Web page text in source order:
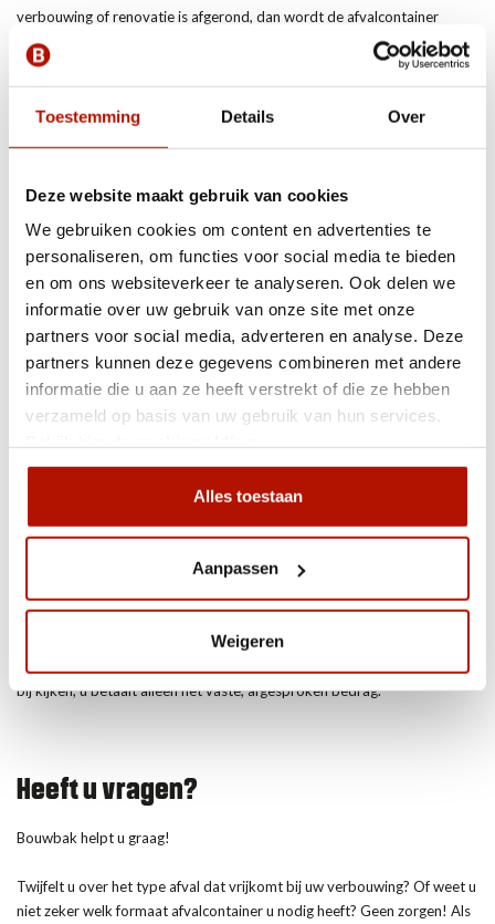
Toestemming Details Over
Deze website maakt gebruik van cookies
We gebruiken cookies om content en advertenties te
personaliseren, om functies voor social media te bieden
en om ons websiteverkeer te analyseren. Ook delen we
informatie over uw gebruik van onze site met onze
partners voor social media, adverteren en analyse. Deze
partners kunnen deze gegevens combineren met andere
informatie die u aan ze heeft verstrekt of die ze hebben
verzameld op basis van uw gebruik van hun services.
Alles toestaan
Aanpassen
Weigeren
verbouwing of renovatie is afgerond, dan wordt de afvalcontainer
afgevoerd en wordt het afval verwerkt. Of u nu midden in het centrum
woont van Zoetermeer of de omgeving, wij helpen u graag met uw
verbouwing of renovatie. U kunt bijvoorbeeld ook een container huren
Den Haag.
verbouwing en zorgen wij ervoor dat uw afval wordt afgevoerd en
Gemak en lage kosten
Wij hebben al meer dan twintig jaar ervaring als het gaat om het
verhuren van afvalcontainers. Wij zijn dé betrouwbare en professionele
afvalverwerker voor alle klussers. Huur uw afvalcontainer bij Bouwbak,
want wij maken het huren van een afvalcontainer betaalbaar en
makkelijk.
Via deze website kunt u gemakkelijk een afvalcontainer huren. U kunt
uw bestelling makkelijk online plaatsen. Selecteer hiervoor de
afvalcontainer in en kies tenslotte het moment dat wij de afvalcontainer
moeten afleveren. Zo eenvoudig is het!
U hoeft zich geen zorgen te maken over de kosten, want bij Bouwbak
hanteren wij namelijk zeer lage all-in tarieven. Voor een vast bedrag
huurt u al vier weken een afvalcontainer. Er komen geen andere kosten
bij kijken, u betaalt alleen het vaste, afgesproken bedrag.
Heeft u vragen?
Bouwbak helpt u graag!
Twijfelt u over het type afval dat vrijkomt bij uw verbouwing? Of weet u
niet zeker welk formaat afvalcontainer u nodig heeft? Geen zorgen! Als